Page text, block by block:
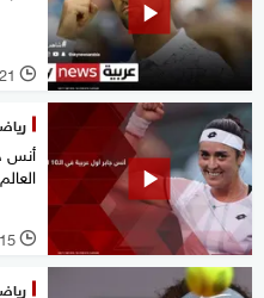
l 21 أكتوبر 2021
العالم
l 15 أكتوبر 2021